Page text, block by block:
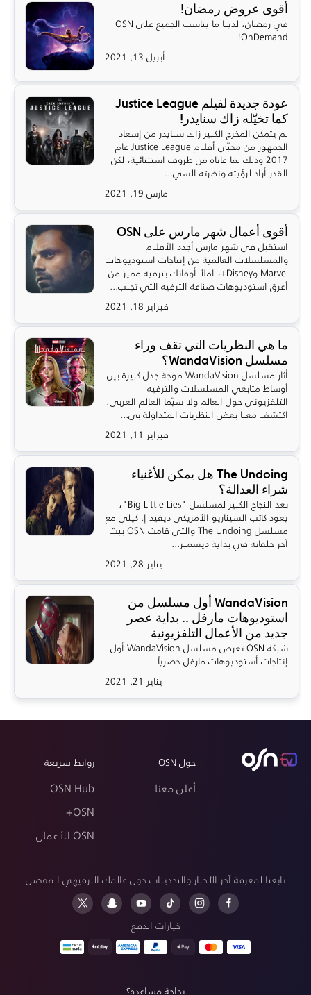
أقوى عروض رمضان!
في رمضان، لدينا ما يناسب الجميع على OSN
OnDemand!
أبريل 13, 2021
عودة جديدة لفيلم Justice League
كما تخيّله زاك سنايدر!
لم يتمكن المخرج الكبير زاك سنايدر من إسعاد
الجمهور من محبّي أفلام Justice League عام
2017 وذلك لما عاناه من ظروف استثنائية، لكن
القدر أراد لرؤيته ونظرته السي...
مارس 19, 2021
أقوى أعمال شهر مارس على OSN
استقبل في شهر مارس أجدد الأفلام
والمسلسلات العالمية من إنتاجات استوديوهات
Marvel وDisney+، املأ أوقاتك بترفيه مميز من
أعرق استوديوهات صناعة الترفيه التي تجلب...
فبراير 18, 2021
ما هي النظريات التي تقف وراء
مسلسل WandaVision؟
أثار مسلسل WandaVision موجة جدل كبيرة بين
أوساط متابعي المسلسلات والترفيه
التلفزيوني حول العالم ولا سيّما العالم العربي،
اكتشف معنا بعض النظريات المتداولة بي...
فبراير 11, 2021
The Undoing هل يمكن للأغنياء
شراء العدالة؟
بعد النجاح الكبير لمسلسل "Big Little Lies"،
يعود كاتب السيناريو الأمريكي ديفيد إ. كيلي مع
مسلسل The Undoing والتي قامت OSN ببث
آخر حلقاته في بداية ديسمبر...
يناير 28, 2021
WandaVision أول مسلسل من
استوديوهات مارفل .. بداية عصر
جديد من الأعمال التلفزيونية
شبكة OSN تعرض مسلسل WandaVision أول
إنتاجات أستوديوهات مارفل حصرياً
يناير 21, 2021
حول OSN
أعلن معنا
روابط سريعة
OSN Hub
OSN+
OSN للأعمال
تابعنا لمعرفة آخر الأخبار والتحديثات حول عالمك الترفيهي المفضل
خيارات الدفع
بحاجة مساعدة؟